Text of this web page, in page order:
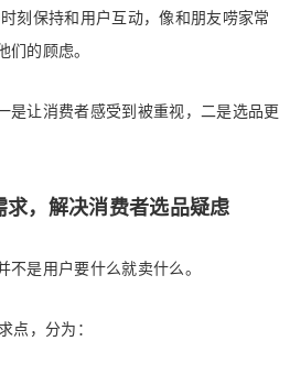
刻保持和用户互动，像和朋友唠家常
们的顾虑。
是让消费者感受到被重视，二是选品更
，解决消费者选品疑虑
是用户要什么就卖什么。
点，分为：